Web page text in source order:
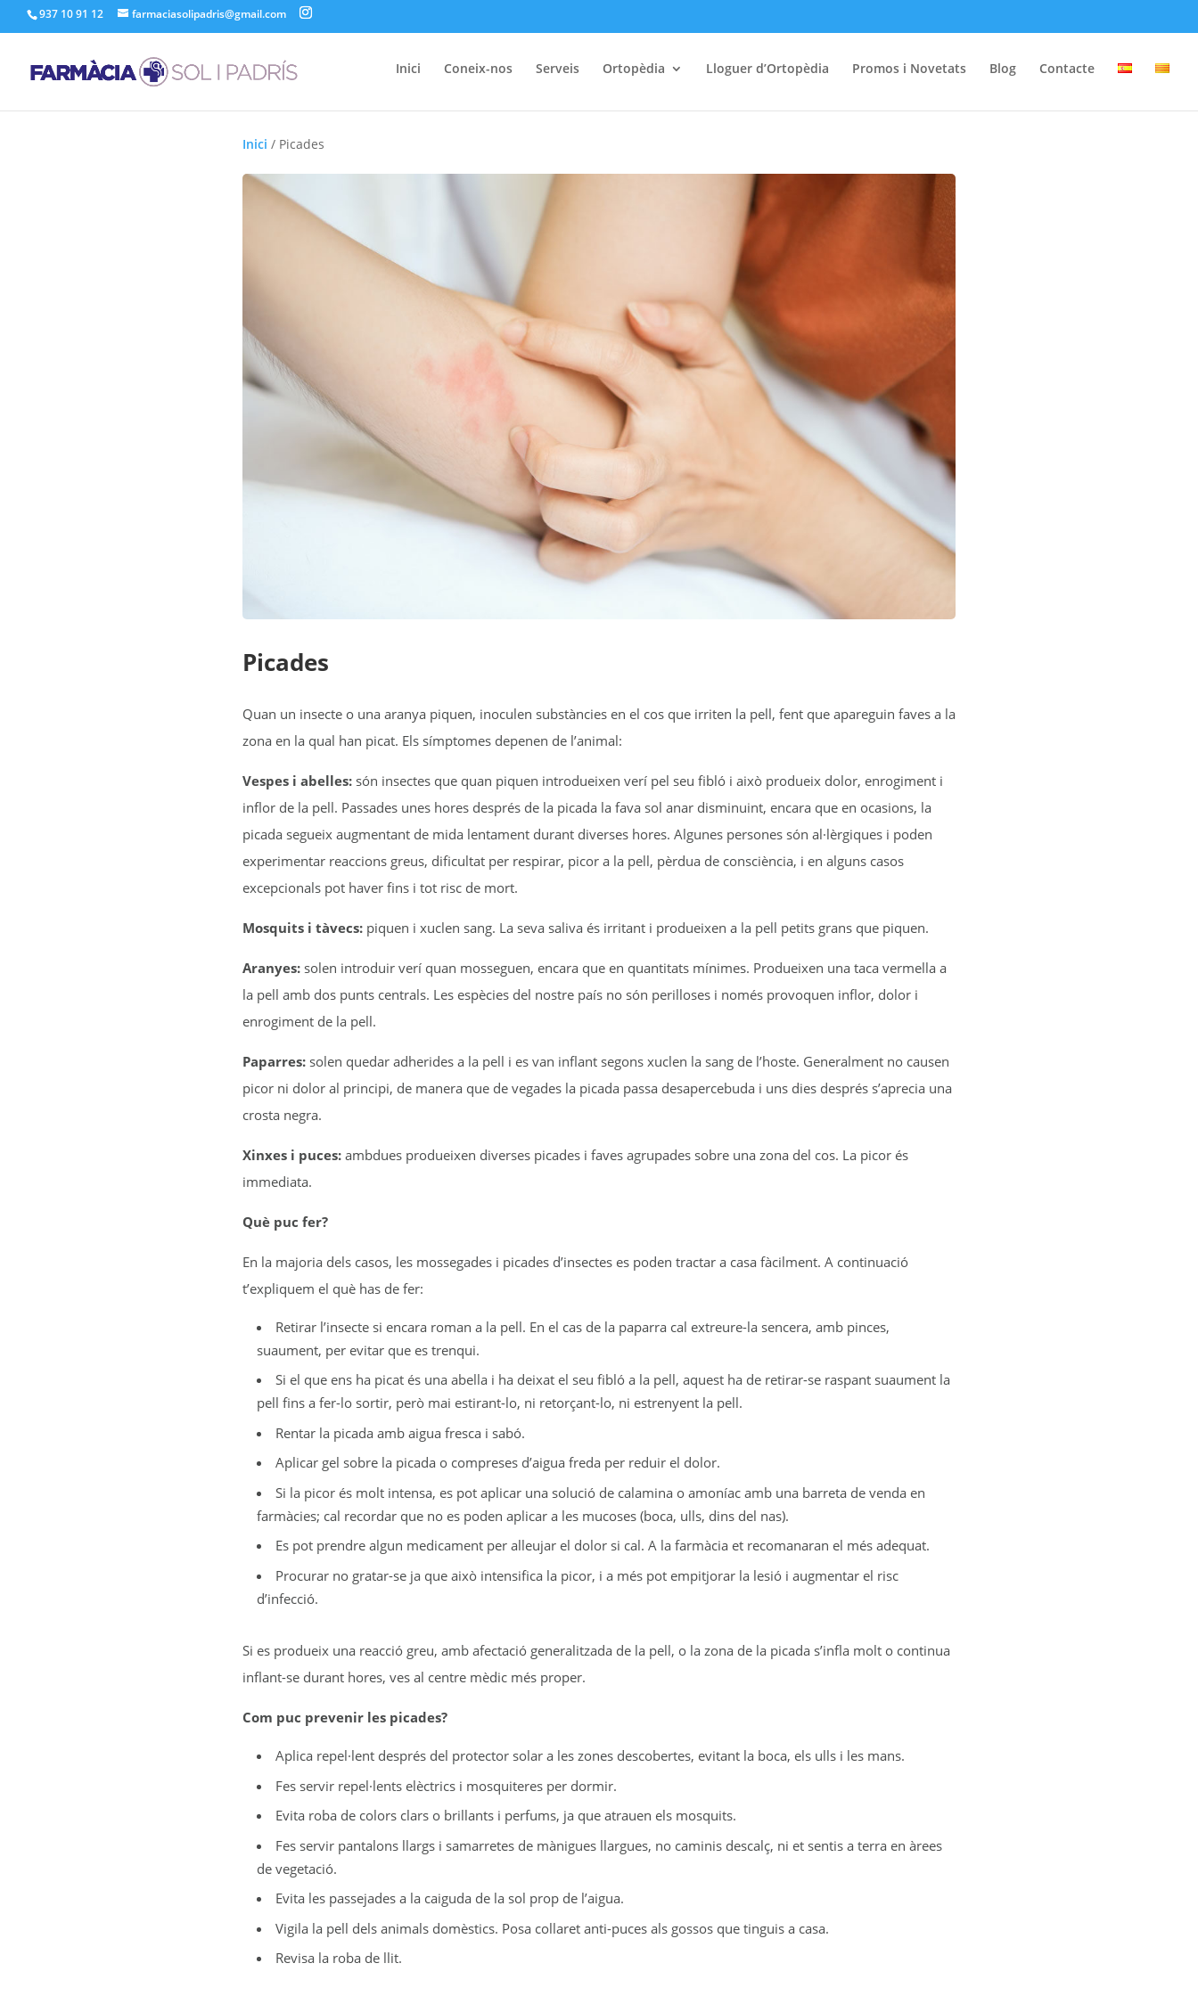
937 10 91 12 farmaciasolipadris@gmail.com
Inici Coneix-nos Serveis Ortopèdia Lloguer d’Ortopèdia Promos i Novetats Blog Contacte
Inici / Picades
Picades
Quan un insecte o una aranya piquen, inoculen substàncies en el cos que irriten la pell, fent que apareguin faves a la
zona en la qual han picat. Els símptomes depenen de l’animal:
Vespes i abelles: són insectes que quan piquen introdueixen verí pel seu fibló i això produeix dolor, enrogiment i
inflor de la pell. Passades unes hores després de la picada la fava sol anar disminuint, encara que en ocasions, la
picada segueix augmentant de mida lentament durant diverses hores. Algunes persones són al·lèrgiques i poden
experimentar reaccions greus, dificultat per respirar, picor a la pell, pèrdua de consciència, i en alguns casos
excepcionals pot haver fins i tot risc de mort.
Mosquits i tàvecs: piquen i xuclen sang. La seva saliva és irritant i produeixen a la pell petits grans que piquen.
Aranyes: solen introduir verí quan mosseguen, encara que en quantitats mínimes. Produeixen una taca vermella a
la pell amb dos punts centrals. Les espècies del nostre país no són perilloses i només provoquen inflor, dolor i
enrogiment de la pell.
Paparres: solen quedar adherides a la pell i es van inflant segons xuclen la sang de l’hoste. Generalment no causen
picor ni dolor al principi, de manera que de vegades la picada passa desapercebuda i uns dies després s’aprecia una
crosta negra.
Xinxes i puces: ambdues produeixen diverses picades i faves agrupades sobre una zona del cos. La picor és
immediata.
Què puc fer?
En la majoria dels casos, les mossegades i picades d’insectes es poden tractar a casa fàcilment. A continuació
t’expliquem el què has de fer:
Retirar l’insecte si encara roman a la pell. En el cas de la paparra cal extreure-la sencera, amb pinces,
suaument, per evitar que es trenqui.
Si el que ens ha picat és una abella i ha deixat el seu fibló a la pell, aquest ha de retirar-se raspant suaument la
pell fins a fer-lo sortir, però mai estirant-lo, ni retorçant-lo, ni estrenyent la pell.
Rentar la picada amb aigua fresca i sabó.
Aplicar gel sobre la picada o compreses d’aigua freda per reduir el dolor.
Si la picor és molt intensa, es pot aplicar una solució de calamina o amoníac amb una barreta de venda en
farmàcies; cal recordar que no es poden aplicar a les mucoses (boca, ulls, dins del nas).
Es pot prendre algun medicament per alleujar el dolor si cal. A la farmàcia et recomanaran el més adequat.
Procurar no gratar-se ja que això intensifica la picor, i a més pot empitjorar la lesió i augmentar el risc
d’infecció.
Si es produeix una reacció greu, amb afectació generalitzada de la pell, o la zona de la picada s’infla molt o continua
inflant-se durant hores, ves al centre mèdic més proper.
Com puc prevenir les picades?
Aplica repel·lent després del protector solar a les zones descobertes, evitant la boca, els ulls i les mans.
Fes servir repel·lents elèctrics i mosquiteres per dormir.
Evita roba de colors clars o brillants i perfums, ja que atrauen els mosquits.
Fes servir pantalons llargs i samarretes de mànigues llargues, no caminis descalç, ni et sentis a terra en àrees
de vegetació.
Evita les passejades a la caiguda de la sol prop de l’aigua.
Vigila la pell dels animals domèstics. Posa collaret anti-puces als gossos que tinguis a casa.
Revisa la roba de llit.